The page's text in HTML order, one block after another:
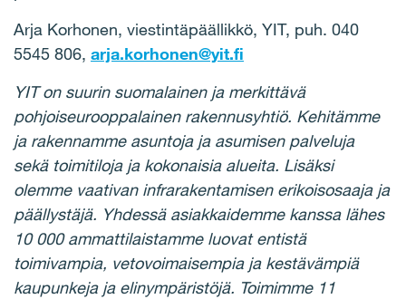
Arja Korhonen, viestintäpäällikkö, YIT, puh. 040
5545 806, arja.korhonen@yit.fi
YIT on suurin suomalainen ja merkittävä
pohjoiseurooppalainen rakennusyhtiö. Kehitämme
ja rakennamme asuntoja ja asumisen palveluja
sekä toimitiloja ja kokonaisia alueita. Lisäksi
olemme vaativan infrarakentamisen erikoisosaaja ja
päällystäjä. Yhdessä asiakkaidemme kanssa lähes
10 000 ammattilaistamme luovat entistä
toimivampia, vetovoimaisempia ja kestävämpiä
kaupunkeja ja elinympäristöjä. Toimimme 11